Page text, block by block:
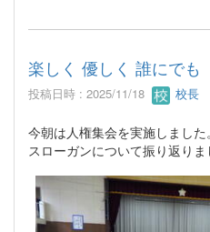
楽しく 優しく 誰にで
投稿日時 : 2025/11/18 校長
今朝は人権集会を実施しまし
スローガンについて振り返りま